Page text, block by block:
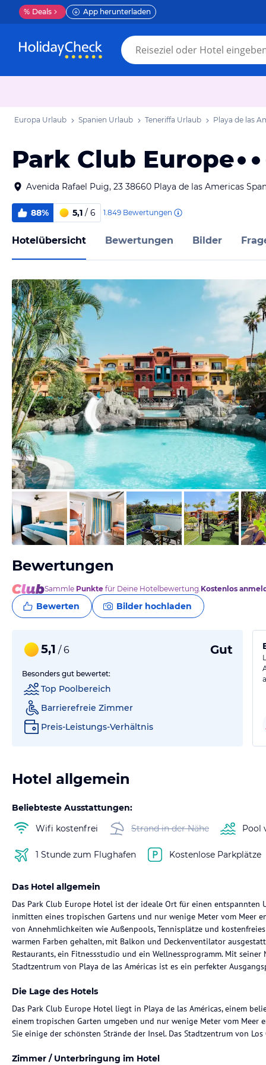
% Deals App herunterladen
Europa Urlaub Spanien Urlaub Teneriffa Urlaub Playa de las
Park Club Europe
Avenida Rafael Puig, 23 38660 Playa de las Americas
88% 5,1 / 6 1.849 Bewertungen
Hotelübersicht Bewertungen Bilder
vom Hotelier, Januar 2026
Bewertungen
Sammle Punkte für Deine Hotelbewertung.Kostenlos
Bewerten Bilder hochladen
5,1 / 6 Gut
Besonders gut bewertet:
Top Poolbereich
Barrierefreie Zimmer
Preis-Leistungs-Verhältnis
Hotel allgemein
Beliebteste Ausstattungen:
Wifi kostenfrei
Strand in der Nähe Pool
1 Stunde zum Flughafen Kostenlose Parkplätze
Das Hotel allgemein
Das Park Club Europe Hotel ist der ideale Ort für einen entspannten
inmitten eines tropischen Gartens und nur wenige Meter vom Meer
von Annehmlichkeiten wie Außenpools, Tennisplätze und
warmen Farben gehalten, mit Balkon und Deckenventilator
Restaurants, ein Fitnessstudio und ein Wellnessprogramm. Mit
Stadtzentrum von Playa de las Américas ist es ein perfekter
Die Lage des Hotels
Das Park Club Europe Hotel liegt in Playa de las Américas, einem
einem tropischen Garten umgeben und nur wenige Meter vom Meer
Sie einige der schönsten Strände der Insel. Das Stadtzentrum von
Zimmer / Unterbringung im Hotel